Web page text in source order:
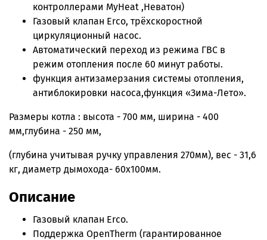
контроллерами MyHeat ,Неватон)
Газовый клапан Erco, трёхскоростной
циркуляционный насос.
Автоматический переход из режима ГВС в
режим отопления после 60 минут работы.
функция антизамерзания системы отопления,
антиблокировки насоса,функция «Зима-Лето».
Размеры котла : высота - 700 мм, ширина - 400
мм,глубина - 250 мм,
(глубина учитывая ручку управления 270мм), вес - 31,6
кг, диаметр дымохода- 60х100мм.
Описание
Газовый клапан Erco.
Поддержка OpenTherm (гарантированное